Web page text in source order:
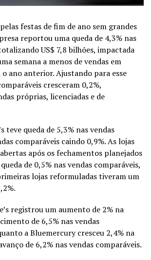
festas de fim de ano sem grandes
reportou uma queda de 4,3% nas
US$ 7,8 bilhões, impactada
semana a menos de vendas em
ano anterior. Ajustando para esse
cresceram 0,2%,
próprias, licenciadas e de
teve queda de 5,3% nas vendas
comparáveis caindo 0,9%. As lojas
após os fechamentos planejados
de 0,5% nas vendas comparáveis,
lojas reformuladas tiveram um
registrou um aumento de 2% na
de 6,5% nas vendas
a Bluemercury cresceu 2,4% na
de 6,2% nas vendas comparáveis.